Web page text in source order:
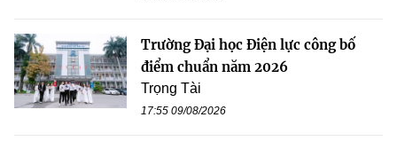
Trường Đại học Điện lực công bố
điểm chuẩn năm 2026
Trọng Tài
17:55 09/08/2026